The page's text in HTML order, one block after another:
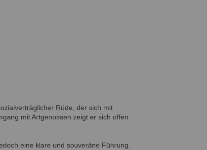
Rüde, der sich mit
mit Artgenossen zeigt er sich offen
eine klare und souveräne Führung.